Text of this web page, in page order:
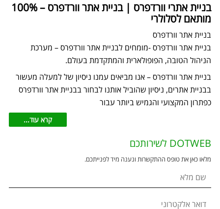
בניית אתרי וורדפרס | בניית אתר וורדפרס – 100%
מותאם לסלולרי
בניית אתר וורדפרס
בניית אתר וורדפרס -מומחים לבניית אתר וורדפרס – מערכת
הניהול הטובה, הפופולארית והמתקדמת בעולם.
בניית אתר וורדפרס – אנו מביאים עמנו ניסיון של למעלה מעשור
בבניית אתרים, ניסיון שהוביל אותנו לבחור בבניית אתר וורדפרס
כפתרון המקצועי והגמיש ביותר עבור
קרא עוד...
DOTWEB לשירותכם
מלאו כאן את טופס ההתקשרות ונענה מיד לפנייתכם.
שם מלא
דואר אלקטרוני